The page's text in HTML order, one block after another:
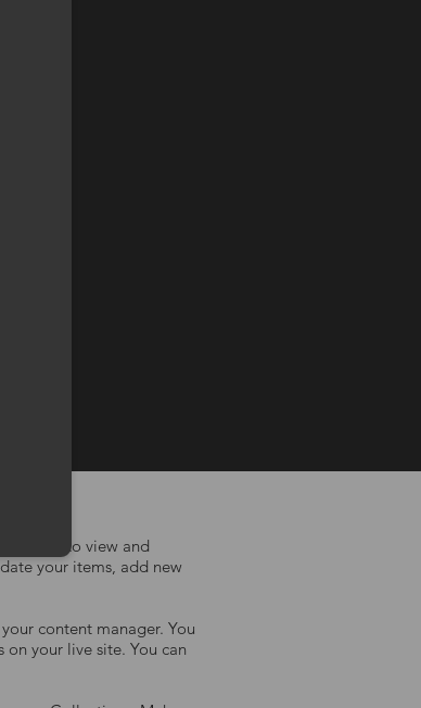
Want to view and
your items, add new
content manager. You
your live site. You can
formacie E164